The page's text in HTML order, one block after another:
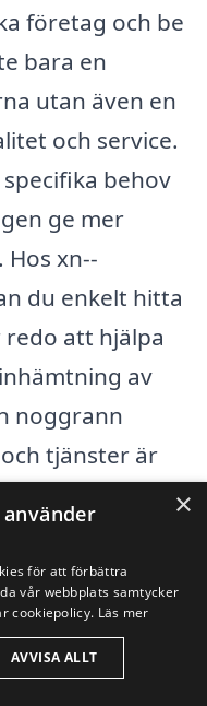
företag och be
bara en
utan även en
och service.
behov
ge mer
xn--
du enkelt hitta
att hjälpa
av
noggrann
tjänster är
din
och utan
×
för att förbättra
vår webbplats samtycker
cookiepolicy. Läs mer
AVVISA ALLT